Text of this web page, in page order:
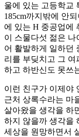
울에 있는 고등학교
185cm까지밖에 안
에 있는 H 중공업에
이 스물다섯 젊은 나
어 활발하게 일하던
리를 부딪치고 그
하고 하반신도 못쓰
이런 친구가 이제야
근처 상록수라는 마
살아왔을 생각을 하
하지 않을까 생각을
세상을 원망하면서